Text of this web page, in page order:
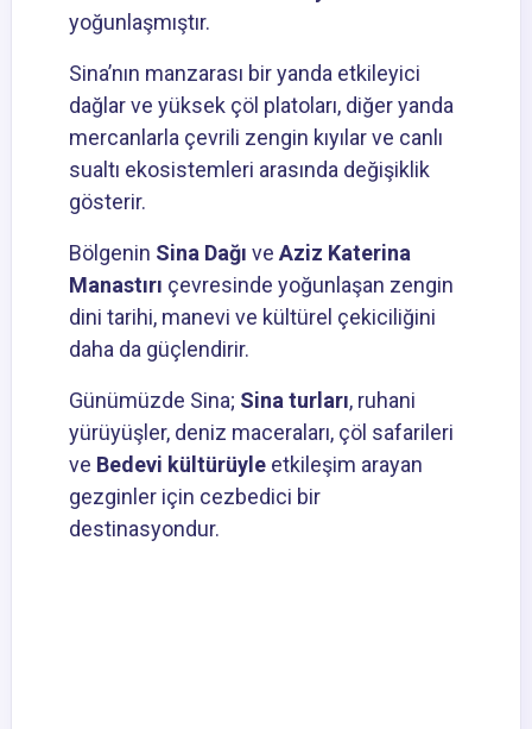
yoğunlaşmıştır.
Sina’nın manzarası bir yanda etkileyici
dağlar ve yüksek çöl platoları, diğer yanda
mercanlarla çevrili zengin kıyılar ve canlı
sualtı ekosistemleri arasında değişiklik
gösterir.
Bölgenin Sina Dağı ve Aziz Katerina
Manastırı çevresinde yoğunlaşan zengin
dini tarihi, manevi ve kültürel çekiciliğini
daha da güçlendirir.
Günümüzde Sina; Sina turları, ruhani
yürüyüşler, deniz maceraları, çöl safarileri
ve Bedevi kültürüyle etkileşim arayan
gezginler için cezbedici bir
destinasyondur.